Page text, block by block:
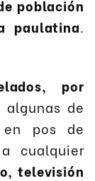
población
paulatina.
por
algunas de
pos de
cualquier
televisión